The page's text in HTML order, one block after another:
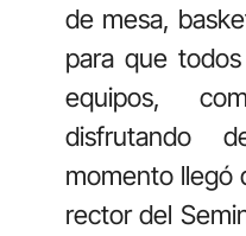
de mesa,
para que
equipos,
disfrutando
momento llegó
rector del